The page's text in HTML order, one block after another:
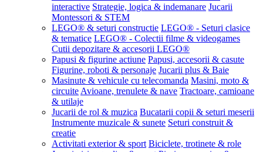
interactive Strategie, logica & indemanare Jucarii
Montessori & STEM
LEGO® & seturi constructie LEGO® - Seturi clasice
& tematice LEGO® - Colectii filme & videogames
Cutii depozitare & accesorii LEGO®
Papusi & figurine actiune Papusi, accesorii & casute
Figurine, roboti & personaje Jucarii plus & Baie
Masinute & vehicule cu telecomanda Masini, moto &
circuite Avioane, trenulete & nave Tractoare, camioane
& utilaje
Jucarii de rol & muzica Bucatarii copii & seturi meserii
Instrumente muzicale & sunete Seturi construit &
creatie
Activitati exterior & sport Biciclete, trotinete & role